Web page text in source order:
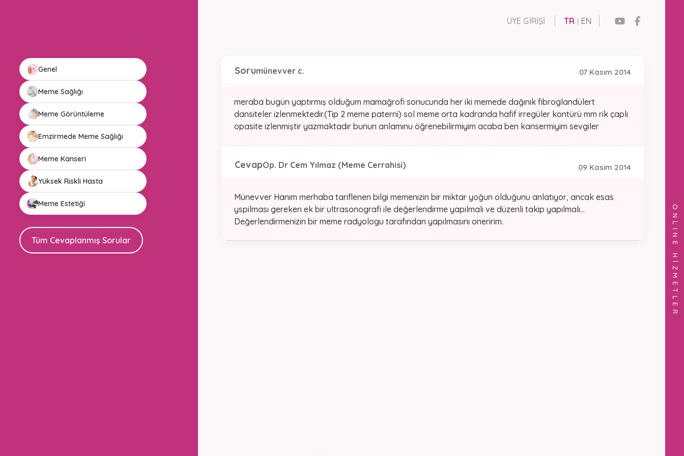
ÜYE GIRIŞI TR | EN
ONLINE HİZMETLER
Genel
Meme Sağlığı
Meme Görüntüleme
Emzirmede Meme Sağlığı
Meme Kanseri
Yüksek Riskli Hasta
Meme Estetiği
Tüm Cevaplanmış Sorular
07 Kasım 2014
Sorumünevver c.
meraba bugün yaptırmış olduğum mamağrofi sonucunda her iki memede dağınık fibroglandülert
dansiteler izlenmektedir.(Tip 2 meme paterni) sol meme orta kadranda hafif irregüler kontürü mm rik çaplı
opasite izlenmiştir yazmaktadır bunun anlamınu öğrenebilirmiyim acaba ben kansermiyim sevgiler
09 Kasım 2014
CevapOp. Dr Cem Yılmaz (Meme Cerrahisi)
Münevver Hanım merhaba tariflenen bilgi memenizin bir miktar yoğun olduğunu anlatıyor, ancak esas
yspilması gereken ek bir ultrasonografi ile değerlendirme yapılmalı ve düzenli takip yapılmalı...
Değerlendirmenizin bir meme radyologu tarafından yapılmasını oneririm.